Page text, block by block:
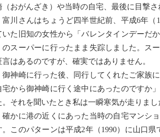
（おがんざき）や当時の自宅、最後に目撃
川さんはちょうど四半世紀前、平成6年（
いた旧知の女性から「バレンタインデーだ
のスーパーに行ったまま失踪しました。ス
言はあるのですが、確実ではありません。
神崎に行った後、同行してくれたご家族
宅から御神崎に行く途中にあったのですか
。それを聞いたとき私は一瞬寒気が走りまし
かに港の近くにあった当時の自宅マンシ
。このパターンは平成2年（1990）に山口